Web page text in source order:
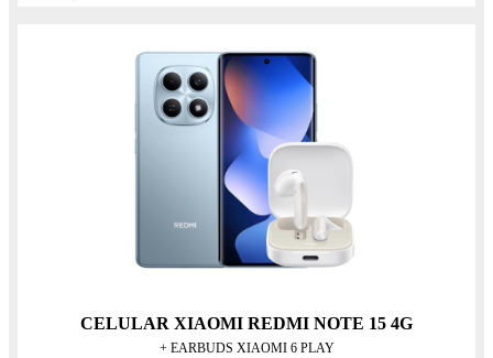
CELULAR XIAOMI REDMI NOTE 15 4G
+ EARBUDS XIAOMI 6 PLAY